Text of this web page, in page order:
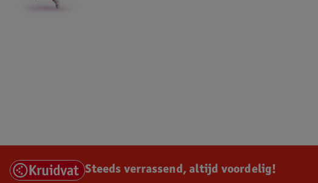
Steeds verrassend, altijd voordelig!